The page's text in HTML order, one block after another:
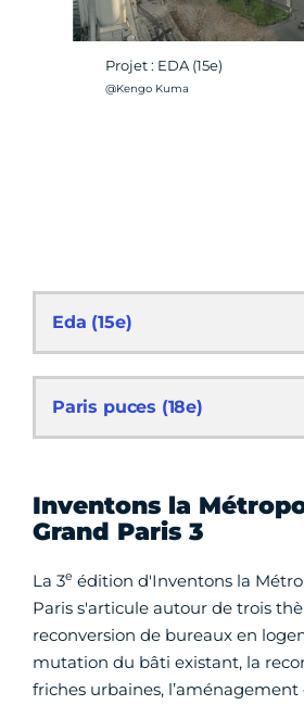
Projet : EDA (15e)
Crédit photo :
@Kengo Kuma
Eda (15e)
Paris puces (18e)
Inventons la
Grand Paris 3
La 3e édition d'Inventons la
Paris s'articule autour de trois
reconversion de bureaux en
mutation du bâti existant, la
friches urbaines,